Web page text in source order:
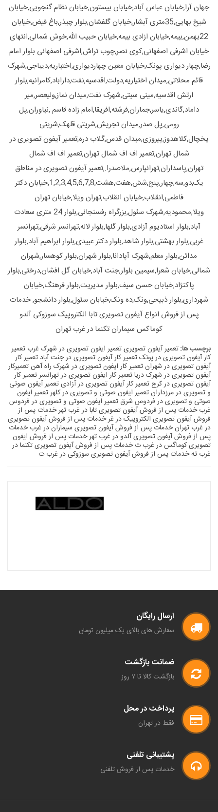
جهان آرا,خیابان عباس آباد,خیابان بیستون,خیابان نظام گنجویی,خیابان
شیخ بهایی,35متری آبشار,خیابان گلفشان,بلوار چیذر,باغ فیض,خیابان
22بهمن,بیمه,خیابان ازادی بیمه,خیابان حبیب الله,خوش شمالی,انتهای
خیابان اشرفی اصفهانی,کوی نصر,چوب تراش,اشرفی اصفهانی بلوار امام
رضا,چهار دیواری پونک,خیابان معین چهاردیواری,اختیاریه,دیباجی,شهرک
قائم محلاتی,میدان اختیاریه,دولت,اقدسیه,نفت,داراباد,کامرانیه,بلوار
ارتش اقدسیه,مینی سیتی,شهرک نفت,میدان نماز,ولیعصر,میر
داماد,گاندی,یاسر,جماران,فرشته,افریقا,امام زاده قاسم ,نیاوران,پل
رومی,پل صدر,میدان تجریش,شریتی قلهک,شریتی
یخچال,کلاهدوز,پیروزی,میدان قدس,گلاب دره,تعمیر آیفون تصویری در
شمال تهران,تعمیر اف اف شمال تهران,تعمیر اف اف شمال
تهران,پاسداران,تهرانپارس,ملاصدرا.,تعمیر آیفون تصویری در مناطق
یک,دو,سه,چهار,پنج,شش,هفت,هشت,1,2,3,4,5,6,7,8,خیابان دکتر
فاطمی,انقلاب,خیابان انقلاب,تهران ویلا,خیابان تهران
ویلا,محمودیه,شهرک سئول,بزرگراه رفسنجانی,بلوار 24 متری سعادت
آباد,بلوار استادیوم آزادی,بلوار گلها,بلوار لاله,تهرانسر شرقی,تهرانسر
غربی,بلوار بهشتی,بلوار شاهد,بلوار دکتر عبیدی,بلوار ابراهیم آباد,بلوار
مدائن,بلوار معلم,شهرک آپادانا,بلوار شهران,بلوار کوهسار,شهران
شمالی,خیابان شعرا,سیمین بلوار,جنت آباد,خیابان گل افشان,درختی,بلوار
پاکنژاد,خیابان حسن سیف,بلوار مدیریت,بلوار فرهنگ,خیابان
شهرداری,بلوار ذبیحی,ونک,ده ونک,خیابان سئول,بلوار دانشجو, خدمات
پس از فروش انواع آیفون تصویری تابا الکتروپیک سوزوکی آلدو
کوماکس سیماران تکنما در غرب تهران
برچسب ها:تعمیر آیفون تصویریتعمیر ایفون تصویری در شهرک غرب تعمیر
کار آیفون تصویری در پونکتعمیر کار آیفون تصویری در جنت آباد تعمیر کار
آیفون تصویری در شهرانتعمیر کار ایفون تصویری در شهرک راه آهنتعمیرکار
آیفون تصویری در شهرک دریاتعمیر کار ایفون تصویری در تهرانسرتعمیر کار
آیفون تصویری در کرجتعمیر کار آیفون تصویری در آزادیتعمیر آیفون صوتی
و تصویری در مرزدارانتعمیر ایفون صوتی و تصویری در کلهرتعمیر ایفون
صوتی و تصویری در فردوس شرق تعمیر ایفون صوتی و تصویری در فردوس
غرب خدمات پس از فروش آیفون تصویری تابا در غرب تهرخدمات پس از
فروش آیفون تصویری الکتروپیک در غرخدمات پس از فروش آیفون تصویری
در غرب تهرانخدمات پس از فروش آیفون تصویری سیماران در غربخدمات
پس از فروش آیفون تصویری آلدو در غرب تهرخدمات پس از فروش ایفون
تصویری کوماگس در غرب ت خدمات پس از فروش آیفون تصویری تکنما در
غرب تهخدمات پس از فروش آیفون تصویری سوزوکی در غرب ت
ارسال رایگان
سفارش های بالای یک میلیون تومان
ضمانت بازگشت
بازگشت کالا تا ۷ روز
پرداخت در محل
فقط در تهران
پشتیبانی تلفنی
خدمات پس از فروش تلفنی